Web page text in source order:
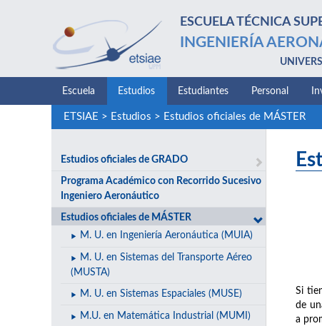
ESCUELA TÉCNICA
INGENIERÍA
Escuela Estudios Estudiantes Personal
ETSIAE > Estudios > Estudios oficiales de MÁSTER
Estudios oficiales de GRADO
Programa Académico con Recorrido Sucesivo
Ingeniero Aeronáutico
Estudios oficiales de MÁSTER
M. U. en Ingeniería Aeronáutica (MUIA)
M. U. en Sistemas del Transporte Aéreo
(MUSTA)
M. U. en Sistemas Espaciales (MUSE)
M.U. en Matemática Industrial (MUMI)
Si
de
a